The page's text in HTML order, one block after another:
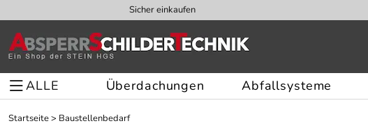
Sicher einkaufen
ALLE Überdachungen Abfallsysteme
Startseite> Baustellenbedarf